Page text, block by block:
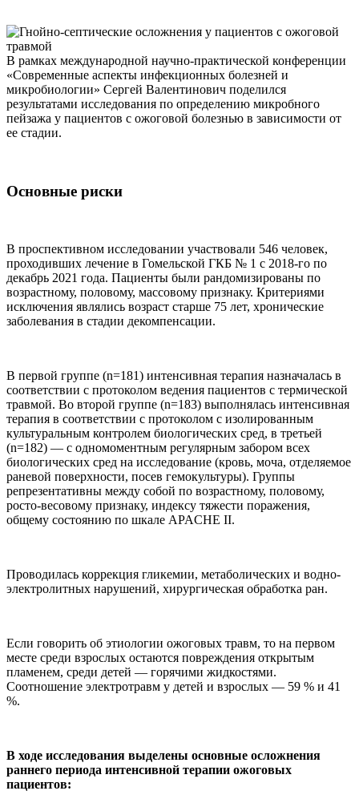
В рамках международной научно-практической конференции
«Современные аспекты инфекционных болезней и
микробиологии» Сергей Валентинович поделился
результатами исследования по определению микробного
пейзажа у пациентов с ожоговой болезнью в зависимости от
ее стадии.
Основные риски
В проспективном исследовании участвовали 546 человек,
проходивших лечение в Гомельской ГКБ № 1 с 2018-го по
декабрь 2021 года. Пациенты были рандомизированы по
возрастному, половому, массовому признаку. Критериями
исключения являлись возраст старше 75 лет, хронические
заболевания в стадии декомпенсации.
В первой группе (n=181) интенсивная терапия назначалась в
соответствии с протоколом ведения пациентов с термической
травмой. Во второй группе (n=183) выполнялась интенсивная
терапия в соответствии с протоколом с изолированным
культуральным контролем биологических сред, в третьей
(n=182) — с одномоментным регулярным забором всех
биологических сред на исследование (кровь, моча, отделяемое
раневой поверхности, посев гемокультуры). Группы
репрезентативны между собой по возрастному, половому,
росто-весовому признаку, индексу тяжести поражения,
общему состоянию по шкале APACHE II.
Проводилась коррекция гликемии, метаболических и водно-
электролитных нарушений, хирургическая обработка ран.
Если говорить об этиологии ожоговых травм, то на первом
месте среди взрослых остаются повреждения открытым
пламенем, среди детей — горячими жидкостями.
Соотношение электротравм у детей и взрослых — 59 % и 41
%.
В ходе исследования выделены основные осложнения
раннего периода интенсивной терапии ожоговых
пациентов: